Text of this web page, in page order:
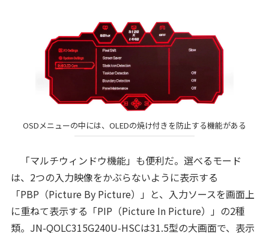
OSDメニューの中には、OLEDの焼け付きを防止する機能がある
「マルチウィンドウ機能」も便利だ。選べるモード
は、2つの入力映像をかぶらないように表示する
「PBP（Picture By Picture）」と、入力ソースを画面上
に重ねて表示する「PIP（Picture In Picture）」の2種
類。JN-QOLC315G240U-HSCは31.5型の大画面で、表示